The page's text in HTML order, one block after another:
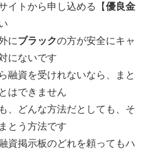
イトから申し込める【優良金
にブラックの方が安全にキャ
にないです
融資を受けれないなら、まと
はできません
、どんな方法だとしても、そ
とう方法です
資掲示板のどれを頼ってもハ